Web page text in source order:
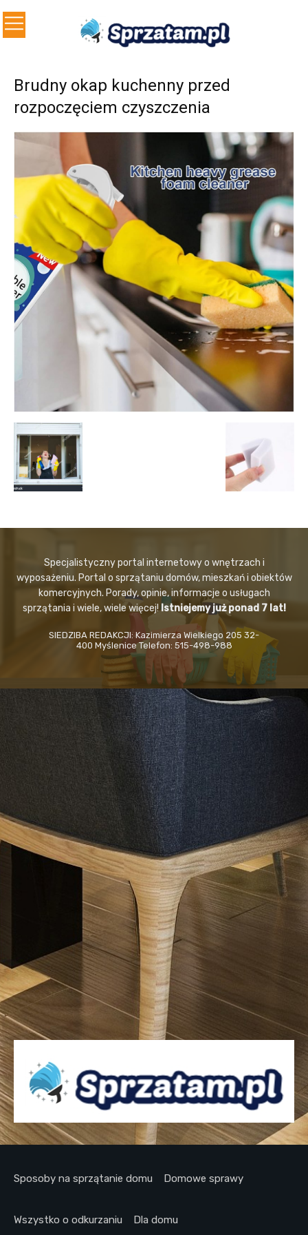
Brudny okap kuchenny przed
rozpoczęciem czyszczenia
Specjalistyczny portal internetowy o wnętrzach i
wyposażeniu. Portal o sprzątaniu domów, mieszkań i obiektów
komercyjnych. Porady, opinie, informacje o usługach
sprzątania i wiele, wiele więcej!Istniejemy już ponad 7 lat!
SIEDZIBA REDAKCJI: Kazimierza Wielkiego 205 32-
400 Myślenice Telefon: 515-498-988
Sposoby na sprzątanie domu Domowe sprawy
Wszystko o odkurzaniu Dla domu